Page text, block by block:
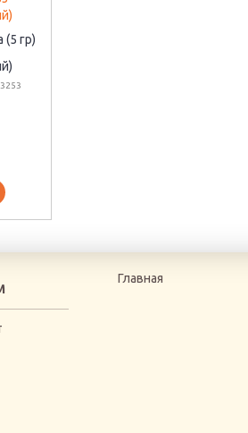
(5 гр)
Главная